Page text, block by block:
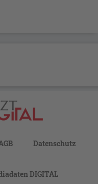
Datenschutz
DIGITAL